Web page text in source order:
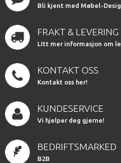
Bli kjent med Møbel-
FRAKT & LEVERING
LItt mer informasjon om
KONTAKT OSS
Kontakt oss her!
KUNDESERVICE
Vi hjelper deg gjerne!
BEDRIFTSMARKED
B2B